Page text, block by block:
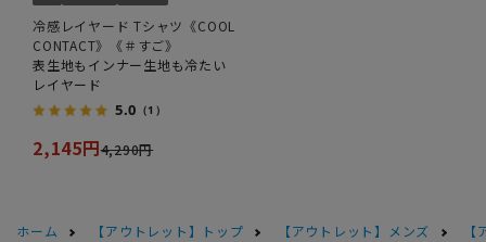
冷感レイヤード Tシャツ《COOL
CONTACT》《＃すご》
表生地もインナー生地も冷たい
レイヤード
5.0 （1）
2,145円4,290円
ホーム 【アウトレット】トップ 【アウトレット】メンズ